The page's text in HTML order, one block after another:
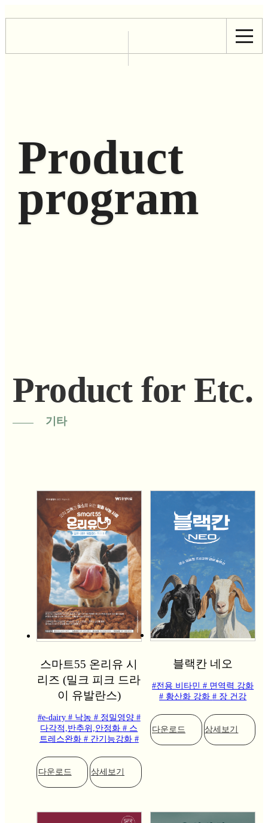
Product
program
Product for Etc.
기타
스마트55 온리유 시
리즈 (밀크 피크 드라
이 유발란스)
#e-dairy # 낙농 # 정밀영양 #
다각적,반추위,안정화# 스
트레스완화 # 간기능강화 #
다운로드 상세보기
블랙칸 네오
#전용 비타민# 면역력 강화
# 황산화 강화# 장 건강
다운로드 상세보기